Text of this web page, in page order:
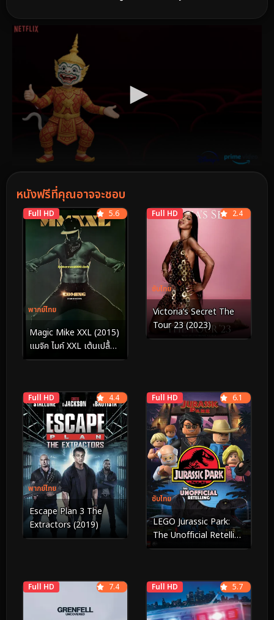
หนังฟรีที่คุณอาจจะชอบ
Full HD
พากย์ไทย
5.6
Magic Mike XXL (2015)
แมจิค ไมค์ XXL เต้นเปลื้อง
ฝัน
Full HD
ซับไทย
2.4
Victoria’s Secret The
Tour 23 (2023)
Full HD
พากย์ไทย
4.4
Escape Plan 3 The
Extractors (2019)
Full HD
ซับไทย
6.1
LEGO Jurassic Park:
The Unofficial Retelling
(2023)
Full HD 7.4 Full HD 5.7